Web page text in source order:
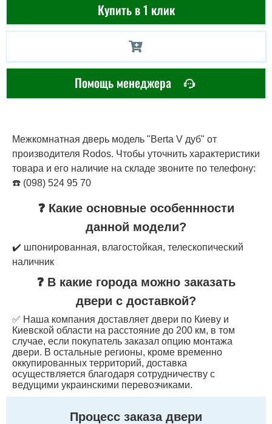
Купить в 1 клик
Помощь менеджера
Межкомнатная дверь модель "Berta V дуб" от
производителя Rodos. Чтобы уточнить характеристики
товара и его наличие на складе звоните по телефону:
☎️ (098) 524 95 70
❓ Какие основные особеннности
данной модели?
✔️ шпонированная, влагостойкая, телескопический
наличник
❓ В какие города можно заказать
двери с доставкой?
✅ Наша компания доставляет двери по Киеву и
Киевской области на расстояние до 200 км, в том
случае, если покупатель заказал опцию монтажа
двери. В остальные регионы, кроме временно
оккупированных территорий, доставка
осуществляется благодаря сотрудничеству с
ведущими украинскими перевозчиками.
Процесс заказа двери